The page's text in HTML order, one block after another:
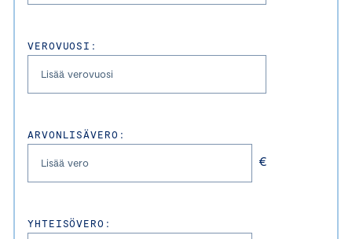
VEROVUOSI:
ARVONLISÄVERO:
€
YHTEISÖVERO: